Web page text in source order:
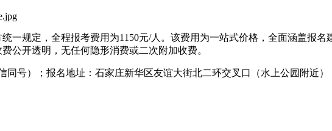
一规定，全程报考费用为1150元/人。该费用为一站式价格，全面涵盖报
公开透明，无任何隐形消费或二次附加收费。
同号）；报名地址：石家庄新华区友谊大街北二环交叉口（水上公园附近）